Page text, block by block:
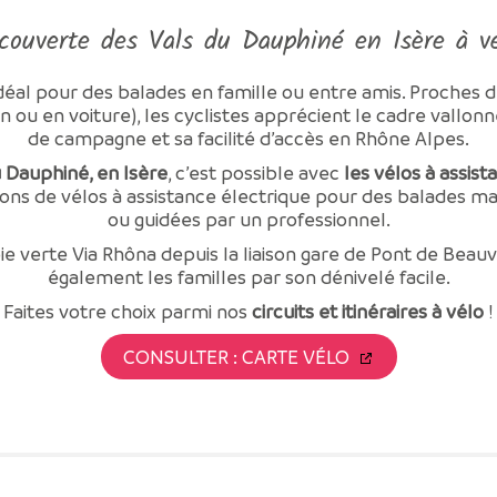
des Vals du Dauphiné en Isère à
pour des balades en famille ou entre amis. Proches
ou en voiture), les cyclistes apprécient le cadre
de campagne et sa facilité d’accès en Rhône Alpes.
Dauphiné, en Isère, c’est possible avec les vélos à
de vélos à assistance électrique pour des balades
ou guidées par un professionnel.
verte Via Rhôna depuis la liaison gare de Pont de
également les familles par son dénivelé facile.
Faites votre choix parmi nos circuits et itinéraires à vélo !
CONSULTER : CARTE VÉLO